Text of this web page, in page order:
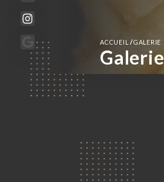
ACCUEIL/GALERIE
Galerie